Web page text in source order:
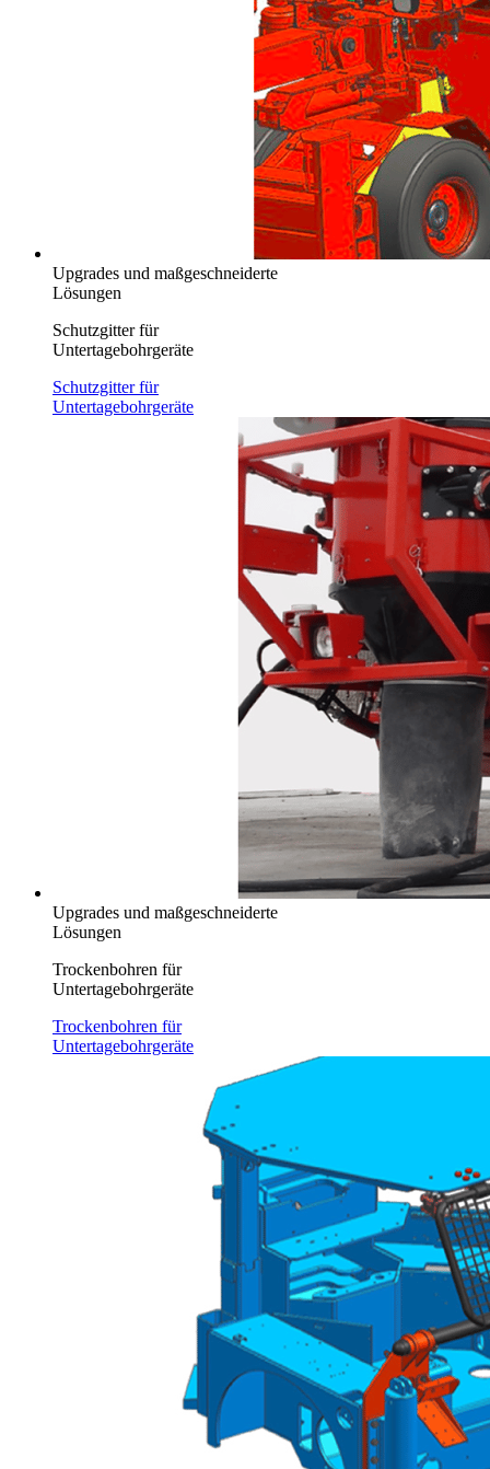
Upgrades und maßgeschneiderte
Lösungen
Schutzgitter für
Untertagebohrgeräte
Schutzgitter für
Untertagebohrgeräte
Upgrades und maßgeschneiderte
Lösungen
Trockenbohren für
Untertagebohrgeräte
Trockenbohren für
Untertagebohrgeräte